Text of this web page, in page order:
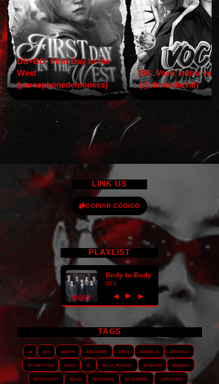
DS+BC: First Day in the
West
(persephonedemoness)
DS: Você, outra vez!
(@domodachii)
LINK US
COPIAR CÓDIGO
PLAYLIST
Body to Body
BTS
◀ ► ▶
TAGS
AI ASS Abalyn Agraviane Aisha Arabella
Arshanji
Atzarts Mia
Aviso BC Bella_RedGirl Betagem
Bigbang
Bitchcraft
Black Brookang By.summer Caprihorn